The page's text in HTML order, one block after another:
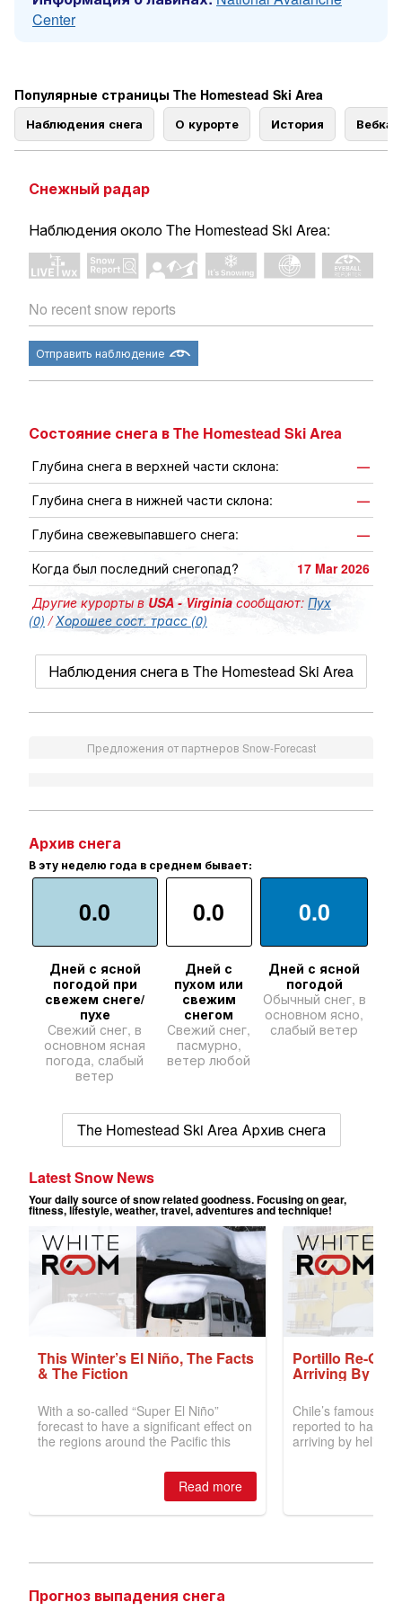
Center
Популярные страницы The Homestead Ski Area
Наблюдения снега О курорте История
Снежный радар
Наблюдения около The Homestead Ski Area:
No recent snow reports
Отправить наблюдение
Состояние снега в The Homestead Ski Area
Глубина снега в верхней части склона:
—
Глубина снега в нижней части склона:
—
Глубина свежевыпавшего снега:
—
Когда был последний снегопад?
17 Mar 2026
Другие курорты вUSA - Virginia сообщают: Пух
(0) /Хорошее сост. трасс (0)
Наблюдения снега в The Homestead Ski Area
Предложения от партнеров Snow-Forecast
Архив снега
В эту неделю года в среднем бывает:
0.0
Дней с ясной
погодой при
свежем снеге/
пухе
Свежий снег, в
основном ясная
погода, слабый
ветер
0.0
Дней с
пухом или
свежим
снегом
Свежий снег,
пасмурно,
ветер любой
0.0
Дней с ясной
погодой
Обычный снег, в
основном ясно,
слабый ветер
The Homestead Ski Area Архив снега
Прогноз выпадения снега